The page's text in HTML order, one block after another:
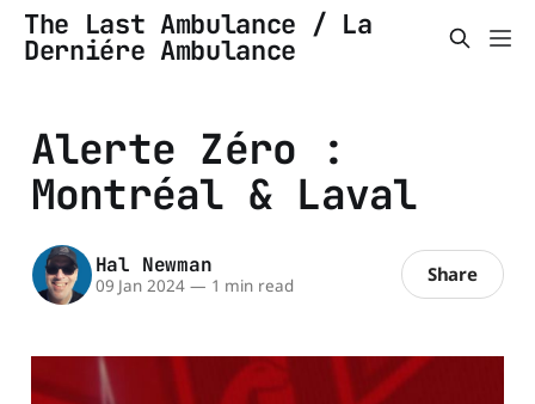
The Last Ambulance / La
Derniére Ambulance
Alerte Zéro :
Montréal & Laval
Hal Newman
09 Jan 2024 — 1 min read Share